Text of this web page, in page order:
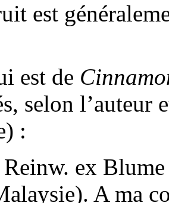
est
est de
selon l’auteur
:
ex
A ma